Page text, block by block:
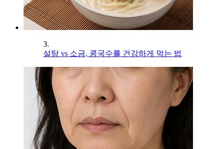
3.
설탕 vs 소금, 콩국수를 건강하게 먹는 법